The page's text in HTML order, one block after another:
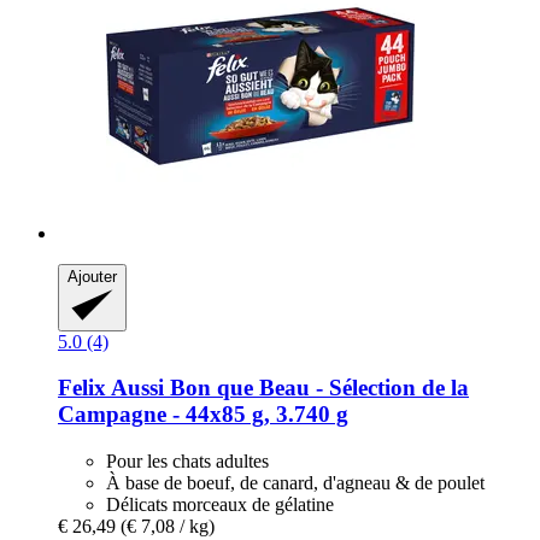
Ajouter
5.0 (4)
FelixAussi Bon que Beau -​ Sélection de la
Campagne -​ 44x85 g, 3.740 g
Pour les chats adultes
À base de boeuf, de canard, d'agneau & de poulet
Délicats morceaux de gélatine
€ 26,49 (€ 7,08 / kg)